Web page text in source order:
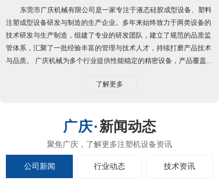
东莞市广庆机械有限公司是一家专注于液态硅胶成型设备、塑料
注塑成型设备研发与制造的生产企业。多年来始终致力于两类设备的
技术研发与生产制造，组建了专业的研发团队，建立了规范的品质监
管体系，汇聚了一批经验丰富的管理与技术人才，持续打磨产品技术
与品质。 广庆机械为多个行业提供性能稳定的精密设备，产品覆盖...
了解更多
新闻动态
公司新闻 行业动态 技术资讯